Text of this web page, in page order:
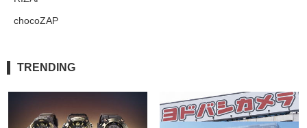
chocoZAP
TRENDING